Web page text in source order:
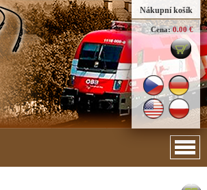
Nákupní košík
Cena: 0.00 €